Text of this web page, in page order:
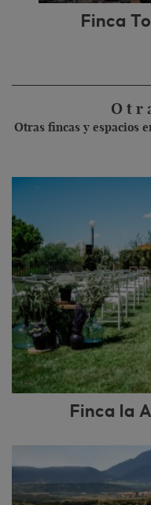
Finca
Otras fincas y espacios
Finca la